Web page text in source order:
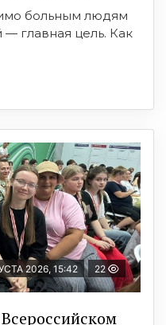
больным людям
главная цель. Как
2026, 15:42 22